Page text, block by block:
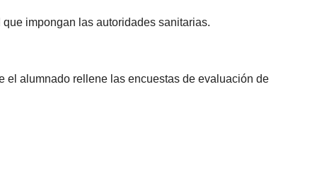
impongan las autoridades sanitarias.
el alumnado rellene las encuestas de evaluación de